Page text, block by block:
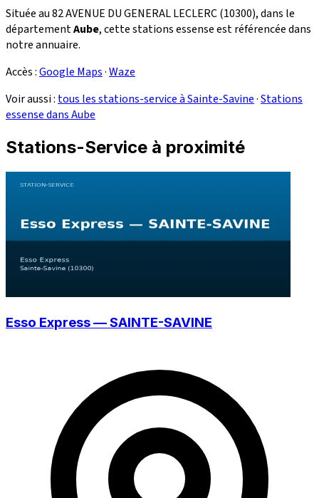
Située au 82 AVENUE DU GENERAL LECLERC (10300), dans le
départementAube, cette stations essense est référencée dans
notre annuaire.
Accès :Google Maps·Waze
Voir aussi : tous les stations-service à Sainte-Savine·Stations
essense dans Aube
Stations-Service à proximité
Esso Express — SAINTE-SAVINE